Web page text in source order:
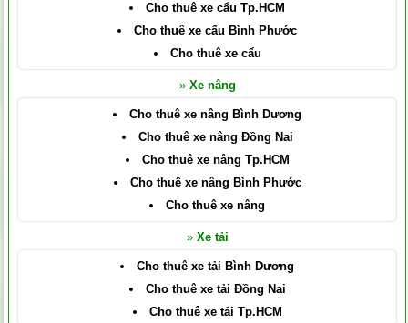
Cho thuê xe cẩu Tp.HCM
Cho thuê xe cẩu Bình Phước
Cho thuê xe cẩu
» Xe nâng
Cho thuê xe nâng Bình Dương
Cho thuê xe nâng Đồng Nai
Cho thuê xe nâng Tp.HCM
Cho thuê xe nâng Bình Phước
Cho thuê xe nâng
» Xe tải
Cho thuê xe tải Bình Dương
Cho thuê xe tải Đồng Nai
Cho thuê xe tải Tp.HCM